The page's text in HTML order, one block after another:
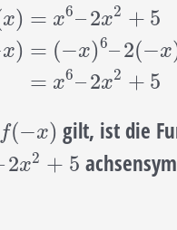
x)
x)
= x6–2x2 + 5
= (−x)6–2(−x
= x6–2x2 + 5
6– 2x2+5f(−x)=(−x)6–
f(−x) gilt, ist die
2x2 + 5
5